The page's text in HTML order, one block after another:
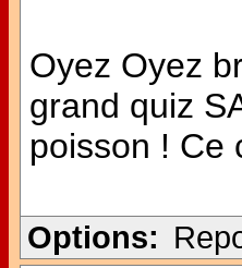
Oyez Oyez
grand quiz
poisson ! Ce
Options: